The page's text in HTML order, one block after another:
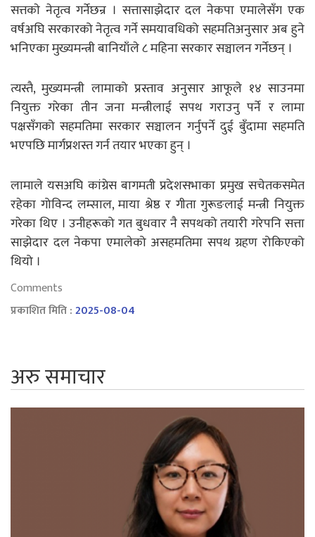
सत्तकाे नेतृत्व गर्नेछन्र । सत्तासाझेदार दल नेकपा एमालेसँग एक
वर्षअघि सरकारको नेतृत्व गर्ने समयावधिको सहमतिअनुसार अब हुने
भनिएका मुख्यमन्त्री बानियाँले ८ महिना सरकार सञ्चालन गर्नेछन् ।
त्यस्तै, मुख्यमन्त्री लामाको प्रस्ताव अनुसार आफूले १४ साउनमा
नियुक्त गरेका तीन जना मन्त्रीलाई सपथ गराउनु पर्ने र लामा
पक्षसँगको सहमतिमा सरकार सञ्चालन गर्नुपर्ने दुई बुँदामा सहमति
भएपछि मार्गप्रशस्त गर्न तयार भएका हुन् ।
लामाले यसअघि कांग्रेस बागमती प्रदेशसभाका प्रमुख सचेतकसमेत
रहेका गोविन्द लम्साल, माया श्रेष्ठ र गीता गुरूङलाई मन्त्री नियुक्त
गरेका थिए । उनीहरूको गत बुधवार नै सपथको तयारी गरेपनि सत्ता
साझेदार दल नेकपा एमालेको असहमतिमा सपथ ग्रहण रोकिएको
थियो ।
Comments
प्रकाशित मिति :2025-08-04
अरु समाचार